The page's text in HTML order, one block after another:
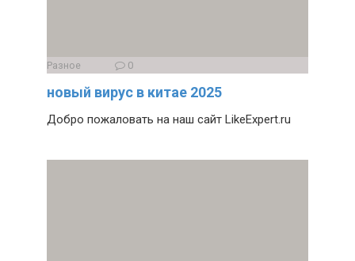
Разное 0
новый вирус в китае 2025
Добро пожаловать на наш сайт LikeExpert.ru